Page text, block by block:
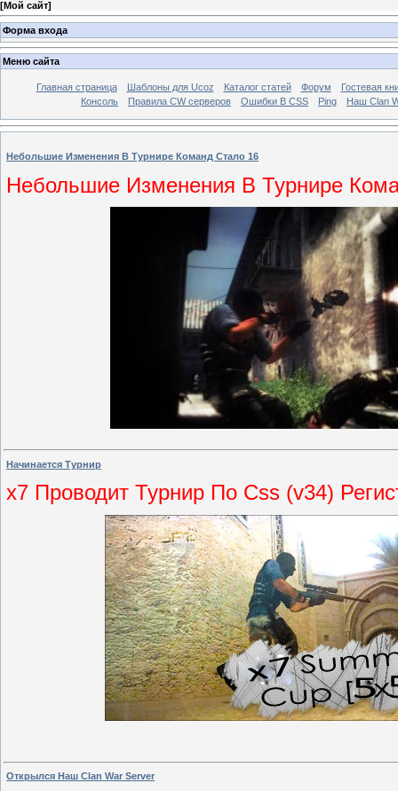
[Мой сайт]
Форма входа
Меню сайта
Главная страница Шаблоны для Ucoz Каталог статей Форум
Гостевая
Консоль
Правила CW серверов Ошибки В CSS Ping Наш Clan
Небольшие Изменения В Турнире Команд Стало 16
Небольшие Изменения В Турнире
Начинается Турнир
x7 Проводит Турнир По Css (v34)
Открылся Наш Clan War Server